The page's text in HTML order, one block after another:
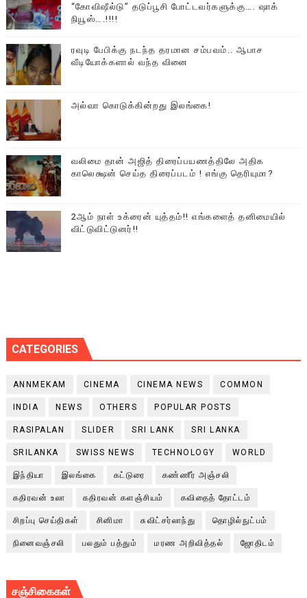
“கோவிஷீல்டு” தடுப்பூசி போட்டவர்களுக்கு…. ஷாக்
நியூஸ்….!!!!
ரவுடி பேபிக்கு நடந்த தரமான சம்பவம்.. ஆபாச
வீடியோக்களால் வந்த வினை
அல்வா கொடுக்கின்றது இலங்கை!
வலிமை தான் அஜித் திரைப்பயணத்திலே அதிக
காலெக்ஷன் செய்த திரைப்படம் ! எங்கு தெரியுமா?
2ஆம் நாள் உக்ரைன் யுத்தம்!! எங்களைத் தனிமையில்
விட்டுவிட்டுனர்!!
CATEGORIES
ANNMEKAM CINEMA CINEMA NEWS COMMON
INDIA NEWS OTHERS POPULAR POSTS
RASIPALAN SLIDER SRI LANK SRI LANKA
SRILANKA SWISS NEWS TECHNOLOGY WORLD
இந்தியா இலங்கை கட்டுரை கண்ணீர் அஞ்சலி
கதிரவன் உலா கதிரவன் களஞ்சியம் கவிதைத் தோட்டம்
சிறப்பு செய்திகள் சினிமா சுவிட்சர்லாந்து தொழில்நுட்பம்
நினைவஞ்சலி பலதும் பத்தும் மரண அறிவித்தல் ஜோதிடம்
சஞ்சிகைகள்